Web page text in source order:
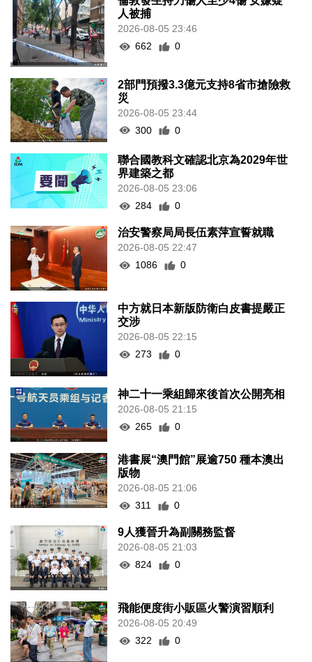
人被捕
2026-08-05 23:46
662
0
2部門預撥3.3億元支持8省市搶險救
災
2026-08-05 23:44
300
0
聯合國教科文確認北京為2029年世
界建築之都
2026-08-05 23:06
284
0
治安警察局局長伍素萍宣誓就職
2026-08-05 22:47
1086
0
中方就日本新版防衛白皮書提嚴正
交涉
2026-08-05 22:15
273
0
神二十一乘組歸來後首次公開亮相
2026-08-05 21:15
265
0
港書展“澳門館”展逾750 種本澳出
版物
2026-08-05 21:06
311
0
9人獲晉升為副關務監督
2026-08-05 21:03
824
0
飛能便度街小販區火警演習順利
2026-08-05 20:49
322
0